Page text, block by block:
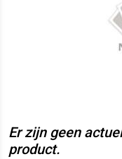
Er zijn geen
product.